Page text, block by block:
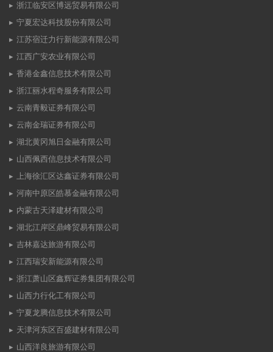
浙江临安区博远贸易有限公司
宁夏宏达科技股份有限公司
江苏宿迁力行新能源有限公司
江西广安农业有限公司
香港金鑫信息技术有限公司
浙江丽水程奇服务有限公司
云南青毅证券有限公司
云南金瑞证券有限公司
湖北黄冈旭日金融有限公司
山西佩西信息技术有限公司
上海徐汇区达鑫证券有限公司
河南中原区皓慕金融有限公司
内蒙古天泽建材有限公司
湖北江岸区鼎峰贸易有限公司
吉林嘉达旅游有限公司
江西瑞安新能源有限公司
浙江萧山区鑫辉证券集团有限公司
山西力行化工有限公司
宁夏龙腾信息技术有限公司
天津河东区百盛建材有限公司
山西洋良旅游有限公司